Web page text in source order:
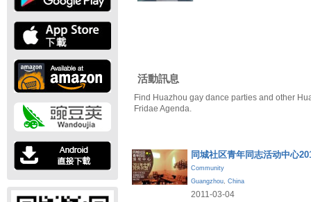
活動訊息
Find Huazhou gay dance parties and other
Fridae Agenda.
同城社区青年同志活动中心
Community
Guangzhou, China
2011-03-04